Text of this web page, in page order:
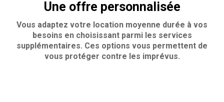
Une offre personnalisée
Vous adaptez votre location moyenne durée à vos
besoins en choisissant parmi les services
supplémentaires. Ces options vous permettent de
vous protéger contre les imprévus.